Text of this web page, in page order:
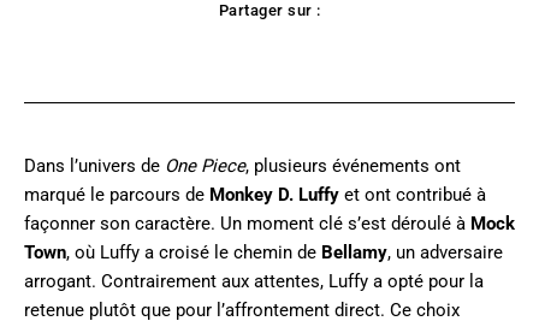
Partager sur :
Dans l’univers de One Piece, plusieurs événements ont
marqué le parcours de Monkey D. Luffy et ont contribué à
façonner son caractère. Un moment clé s’est déroulé à Mock
Town, où Luffy a croisé le chemin de Bellamy, un adversaire
arrogant. Contrairement aux attentes, Luffy a opté pour la
retenue plutôt que pour l’affrontement direct. Ce choix